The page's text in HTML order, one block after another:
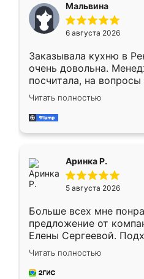
меньше, здесь же он
Мне нравится ,если
мебели буду
Мальвина
6 августа 2026
Заказывала кухню в
очень довольна.
посчитала, на вопросы
Замерщик приехал в
делу со всей
за день, ребята
Читать полностью
Аринка Р.
5 августа 2026
Больше всех мне
предложение от
Елены Сергеевой.
короткие сроки
для замера сотрудник
предложил по моему
Читать полностью